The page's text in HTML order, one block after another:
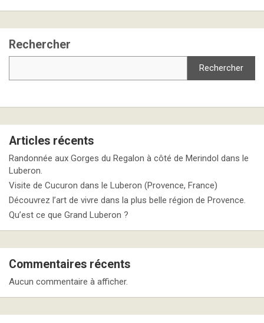
Rechercher
Rechercher
Articles récents
Randonnée aux Gorges du Regalon à côté de Merindol dans le
Luberon.
Visite de Cucuron dans le Luberon (Provence, France)
Découvrez l’art de vivre dans la plus belle région de Provence.
Qu’est ce que Grand Luberon ?
Commentaires récents
Aucun commentaire à afficher.